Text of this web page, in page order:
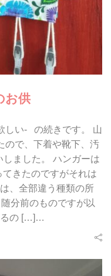
お供
しい- の続きです。 山
ので、下着や靴下、汚
ました。 ハンガーは
きたのですがそれは
、全部違う種類の所
随分前のものですが以
るの […]…